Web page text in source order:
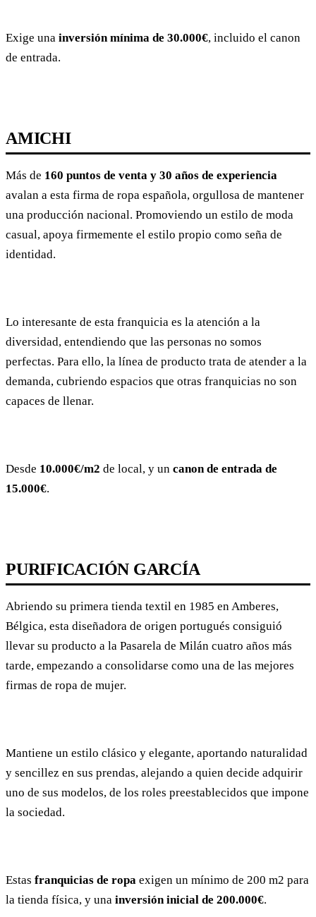
Exige una inversión mínima de 30.000€, incluido el canon
de entrada.
AMICHI
Más de 160 puntos de venta y 30 años de experiencia
avalan a esta firma de ropa española, orgullosa de mantener
una producción nacional. Promoviendo un estilo de moda
casual, apoya firmemente el estilo propio como seña de
identidad.
Lo interesante de esta franquicia es la atención a la
diversidad, entendiendo que las personas no somos
perfectas. Para ello, la línea de producto trata de atender a la
demanda, cubriendo espacios que otras franquicias no son
capaces de llenar.
Desde 10.000€/m2 de local, y un canon de entrada de
15.000€.
PURIFICACIÓN GARCÍA
Abriendo su primera tienda textil en 1985 en Amberes,
Bélgica, esta diseñadora de origen portugués consiguió
llevar su producto a la Pasarela de Milán cuatro años más
tarde, empezando a consolidarse como una de las mejores
firmas de ropa de mujer.
Mantiene un estilo clásico y elegante, aportando naturalidad
y sencillez en sus prendas, alejando a quien decide adquirir
uno de sus modelos, de los roles preestablecidos que impone
la sociedad.
Estas franquicias de ropa exigen un mínimo de 200 m2 para
la tienda física, y una inversión inicial de 200.000€.